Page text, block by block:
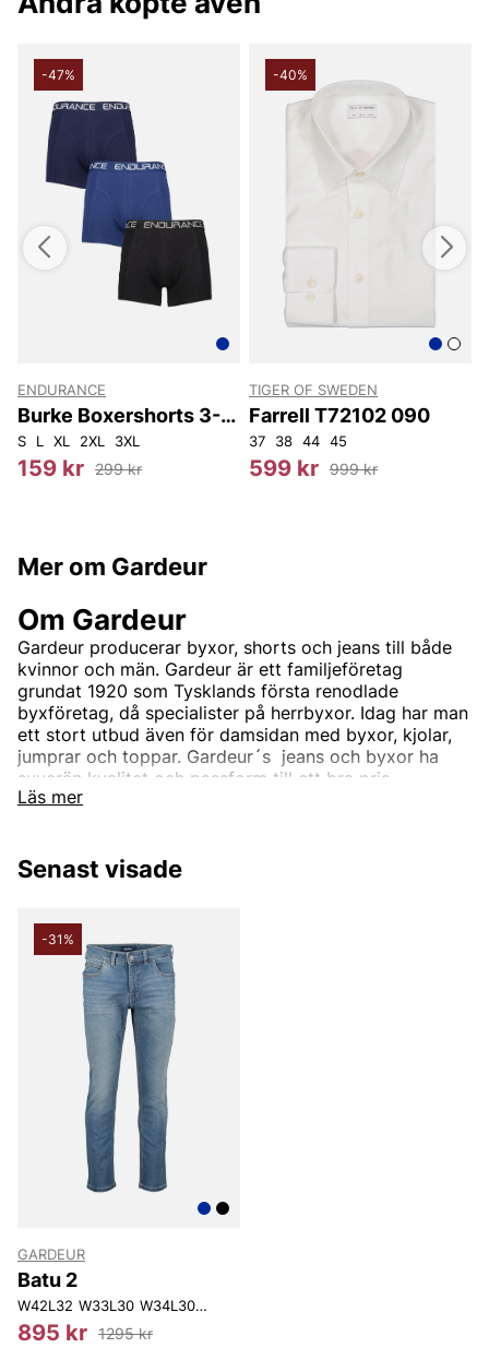
-47%
ENDURANCE
Burke Boxershorts 3-
Pack
S L XL 2XL 3XL
159 kr 299 kr
-40%
TIGER OF SWEDEN
Farrell T72102 090
37 38 44 45
599 kr 999 kr
Mer om Gardeur
Läs mer
Om Gardeur
Gardeur producerar byxor, shorts och jeans till både
kvinnor och män. Gardeur är ett familjeföretag
grundat 1920 som Tysklands första renodlade
byxföretag, då specialister på herrbyxor. Idag har man
ett stort utbud även för damsidan med byxor, kjolar,
jumprar och toppar. Gardeur´s jeans och byxor ha
suverän kvalitet och passform till ett bra pris.
Björn Borg
Oscar Jacobson
Senast visade
-31%
GARDEUR
Batu 2
W42L32 W33L30 W34L30 W36L30
895 kr 1295 kr